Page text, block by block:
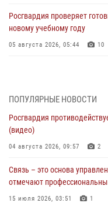
Росгвардия проверяет
новому учебному году
05 августа 2026, 05:44 10
04 августа 2026, 09:57 2
Росгвардия приняла
города в Екатеринбурге
03 августа 2026, 07:43 3
Росгвардия приняла
антитеррористическом
31 июля 2026, 12:27 1
ПОПУЛЯРНЫЕ НОВОСТИ
Росгвардия
(видео)
04 августа 2026, 09:57 2
Связь – это основа
отмечают
15 июля 2026, 03:51 1